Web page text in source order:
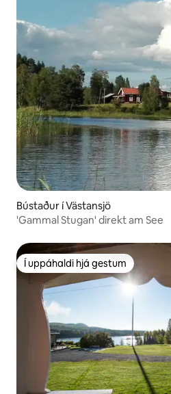
Bústaður í Västansjö
'Gammal Stugan' direkt am See
Í uppáhaldi hjá gestum
Í uppáhaldi hjá gestum